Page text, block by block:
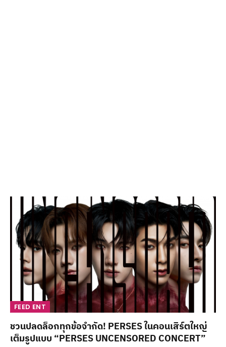
FEED ENT
ชวนปลดล็อกทุกข้อจำกัด! PERSES ในคอนเสิร์ตใหญ่
เต็มรูปแบบ “PERSES UNCENSORED CONCERT”